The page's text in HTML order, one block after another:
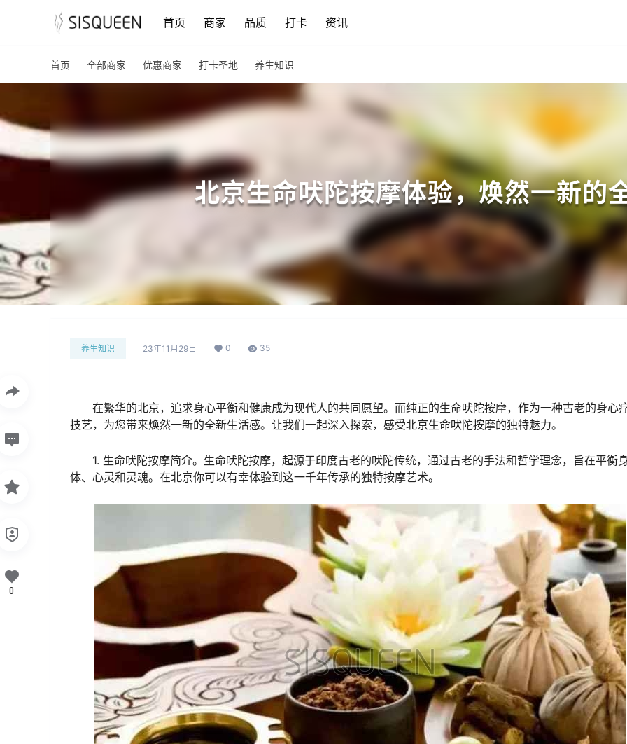
首页 商家 品质 打卡 资讯
首页 全部商家 优惠商家 打卡圣地 养生知识
北京生命吠陀按摩体验，焕然一新的
养生知识 23年11月29日 0 35
在繁华的北京，追求身心平衡和健康成为现代人的共同愿望。而纯正的生命吠陀按摩，作为一种古老的身心
技艺，为您带来焕然一新的全新生活感。让我们一起深入探索，感受北京生命吠陀按摩的独特魅力。
1. 生命吠陀按摩简介。生命吠陀按摩，起源于印度古老的吠陀传统，通过古老的手法和哲学理念，旨在平衡
体、心灵和灵魂。在北京你可以有幸体验到这一千年传承的独特按摩艺术。
0